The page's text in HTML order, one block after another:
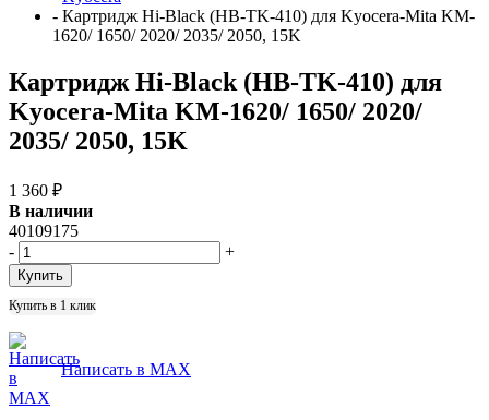
- Картридж Hi-Black (HB-TK-410) для Kyocera-Mita KM-
1620/ 1650/ 2020/ 2035/ 2050, 15K
Картридж Hi-Black (HB-TK-410) для
Kyocera-Mita KM-1620/ 1650/ 2020/
2035/ 2050, 15K
1 360 ₽
В наличии
40109175
-
+
Купить в 1 клик
Написать в MAX